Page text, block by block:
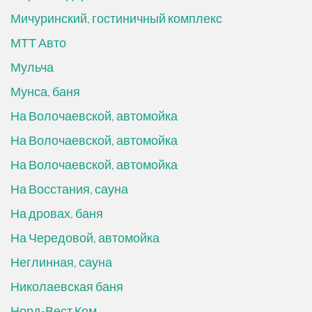
Мичуринский, гостиничный комплекс
МТТ Авто
Мульча
Мунса, баня
На Волочаевской, автомойка
На Волочаевской, автомойка
На Волочаевской, автомойка
На Восстания, сауна
На дровах, баня
На Чередовой, автомойка
Неглинная, сауна
Николаевская баня